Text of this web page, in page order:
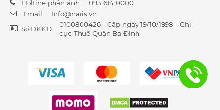
Holtine phản ánh:
093 614 0000
Email:
Info@naris.vn
Số DKKD:
0100800426 - Cấp ngày 19/10/1998 - Chi
cục Thuế Quận Ba Đình